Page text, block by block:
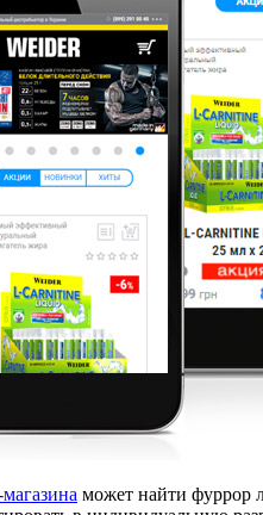
может найти фуррор